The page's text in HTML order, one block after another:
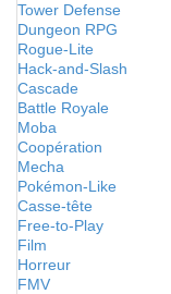
Tower Defense
Dungeon RPG
Rogue-Lite
Hack-and-Slash
Cascade
Battle Royale
Moba
Coopération
Mecha
Pokémon-Like
Casse-tête
Free-to-Play
Film
Horreur
FMV